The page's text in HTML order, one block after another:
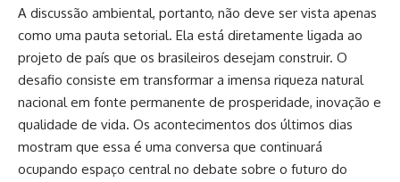
A discussão ambiental, portanto, não deve ser vista apenas
como uma pauta setorial. Ela está diretamente ligada ao
projeto de país que os brasileiros desejam construir. O
desafio consiste em transformar a imensa riqueza natural
nacional em fonte permanente de prosperidade, inovação e
qualidade de vida. Os acontecimentos dos últimos dias
mostram que essa é uma conversa que continuará
ocupando espaço central no debate sobre o futuro do